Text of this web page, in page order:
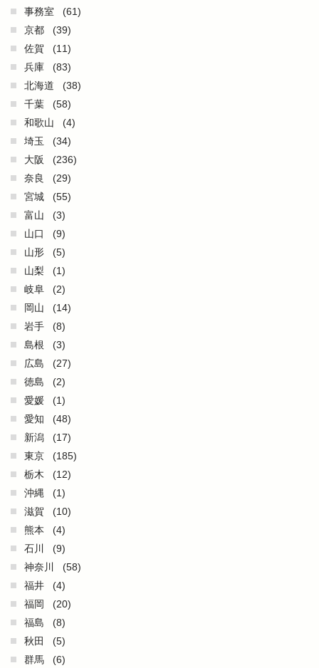
事務室
(61)
京都
(39)
佐賀
(11)
兵庫
(83)
北海道
(38)
千葉
(58)
和歌山
(4)
埼玉
(34)
大阪
(236)
奈良
(29)
宮城
(55)
富山
(3)
山口
(9)
山形
(5)
山梨
(1)
岐阜
(2)
岡山
(14)
岩手
(8)
島根
(3)
広島
(27)
徳島
(2)
愛媛
(1)
愛知
(48)
新潟
(17)
東京
(185)
栃木
(12)
沖縄
(1)
滋賀
(10)
熊本
(4)
石川
(9)
神奈川
(58)
福井
(4)
福岡
(20)
福島
(8)
秋田
(5)
群馬
(6)